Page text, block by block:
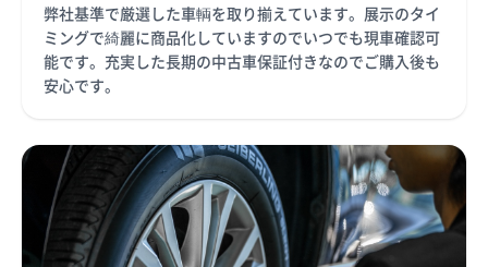
弊社基準で厳選した車輌を取り揃えています。展示のタイ
ミングで綺麗に商品化していますのでいつでも現車確認可
能です。充実した長期の中古車保証付きなのでご購入後も
安心です。